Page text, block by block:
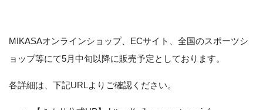
MIKASAオンラインショップ、ECサイト、全国のスポーツシ
ョップ等にて5月中旬以降に販売予定としております。
各詳細は、下記URLよりご確認ください。